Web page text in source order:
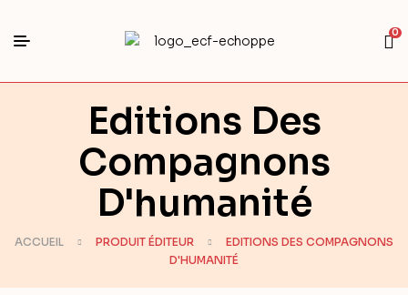
0
Editions Des
Compagnons
D'humanité
ACCUEIL PRODUIT ÉDITEUR
EDITIONS DES COMPAGNONS
D'HUMANITÉ